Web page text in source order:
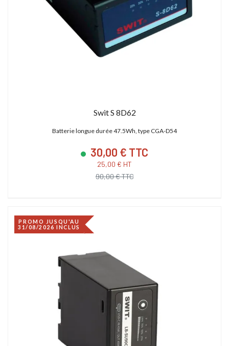
Swit S 8D62
Batterie longue durée 47.5Wh, type CGA-D54
30,00 € TTC
25,00 € HT
90,00 € TTC
PROMO JUSQU'AU
31/08/2026 INCLUS